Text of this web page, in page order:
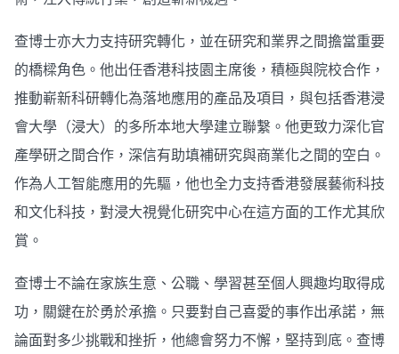
查博士亦大力支持研究轉化，並在研究和業界之間擔當重要
的橋樑角色。他出任香港科技園主席後，積極與院校合作，
推動嶄新科研轉化為落地應用的產品及項目，與包括香港浸
會大學（浸大）的多所本地大學建立聯繫。他更致力深化官
產學研之間合作，深信有助填補研究與商業化之間的空白。
作為人工智能應用的先驅，他也全力支持香港發展藝術科技
和文化科技，對浸大視覺化研究中心在這方面的工作尤其欣
賞。
查博士不論在家族生意、公職、學習甚至個人興趣均取得成
功，關鍵在於勇於承擔。只要對自己喜愛的事作出承諾，無
論面對多少挑戰和挫折，他總會努力不懈，堅持到底。查博